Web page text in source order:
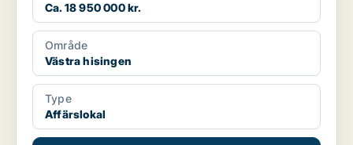
Ca. 18 950 000 kr.
Område
Västra hisingen
Type
Affärslokal